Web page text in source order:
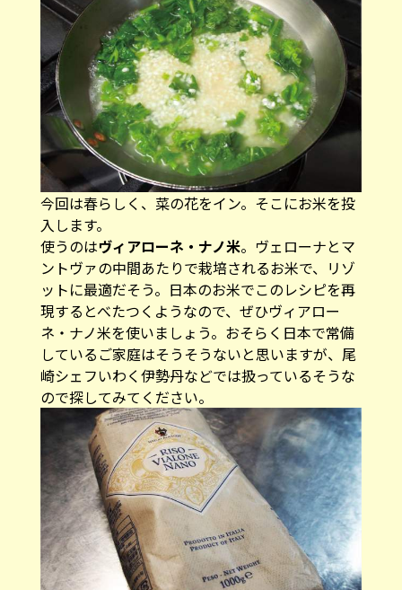
今回は春らしく、菜の花をイン。そこにお米を投
入します。
使うのはヴィアローネ・ナノ米。ヴェローナとマ
ントヴァの中間あたりで栽培されるお米で、リゾ
ットに最適だそう。日本のお米でこのレシピを再
現するとべたつくようなので、ぜひヴィアロー
ネ・ナノ米を使いましょう。おそらく日本で常備
しているご家庭はそうそうないと思いますが、尾
崎シェフいわく伊勢丹などでは扱っているそうな
ので探してみてください。